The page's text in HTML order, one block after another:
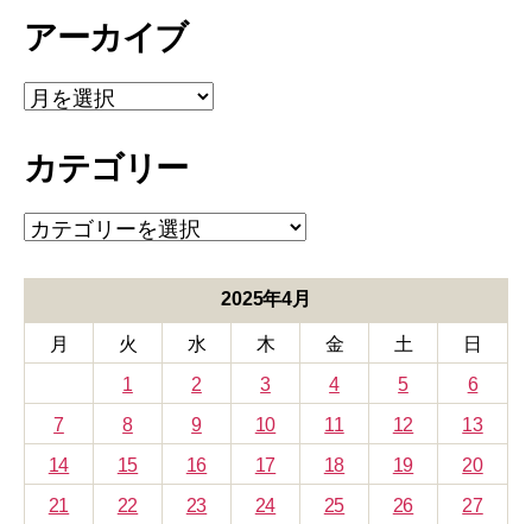
アーカイブ
ア
ー
イ
カテゴリー
カ
テ
ー
2025年4月
月 火 水 木 金 土
日
1
2 3 4 5
6
7
8 9 10 11 12
13
14
15 16 17 18 19
20
21
22 23 24 25 26 27